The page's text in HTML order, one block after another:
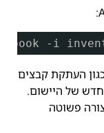
-i
העתקת קבצים
של היישום.
פשוטה